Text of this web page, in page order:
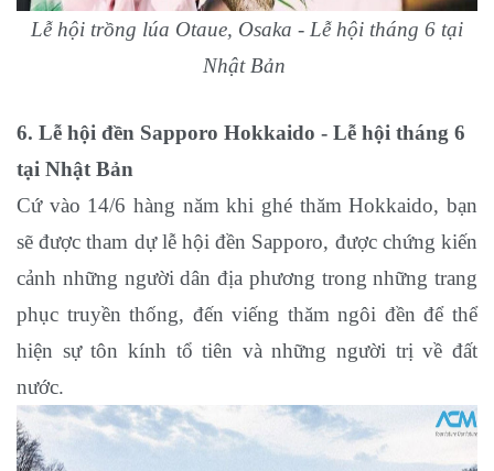
Lễ hội trồng lúa Otaue, Osaka - Lễ hội tháng 6 tại
Nhật Bản
6. Lễ hội đền Sapporo Hokkaido - Lễ hội tháng 6
tại Nhật Bản
Cứ vào 14/6 hàng năm khi ghé thăm Hokkaido, bạn
sẽ được tham dự lễ hội đền Sapporo, được chứng kiến
cảnh những người dân địa phương trong những trang
phục truyền thống, đến viếng thăm ngôi đền để thể
hiện sự tôn kính tổ tiên và những người trị về đất
nước.